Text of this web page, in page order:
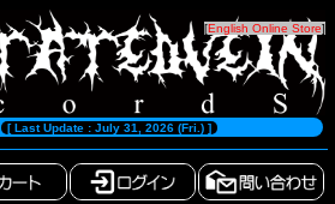
[English Online Store]
[ Last Update : July 31, 2026 (Fri.) ]